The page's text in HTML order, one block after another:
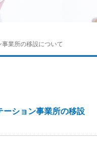
業所の移設について
ーション事業所の移設